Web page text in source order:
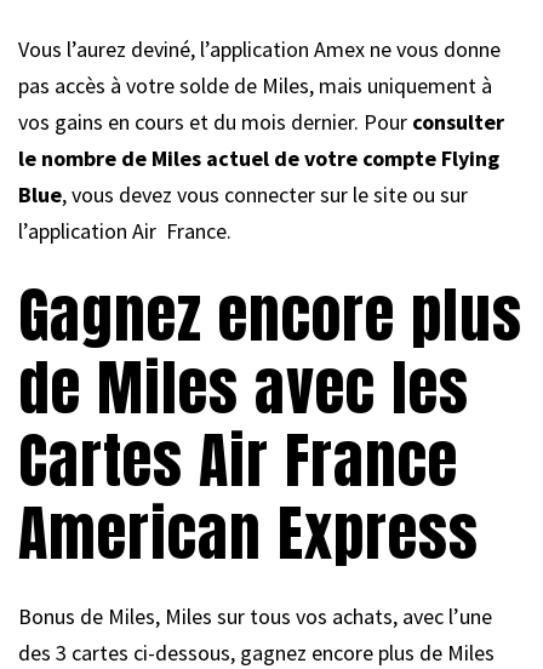
Vous l’aurez deviné, l’application Amex ne vous donne
pas accès à votre solde de Miles, mais uniquement à
vos gains en cours et du mois dernier. Pour consulter
le nombre de Miles actuel de votre compte Flying
Blue, vous devez vous connecter sur le site ou sur
l’application Air France.
Gagnez encore plus
de Miles avec les
Cartes Air France
American Express
Bonus de Miles, Miles sur tous vos achats, avec l’une
des 3 cartes ci-dessous, gagnez encore plus de Miles